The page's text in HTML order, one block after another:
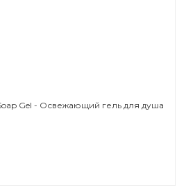
Gel - Освежающий гель для душа